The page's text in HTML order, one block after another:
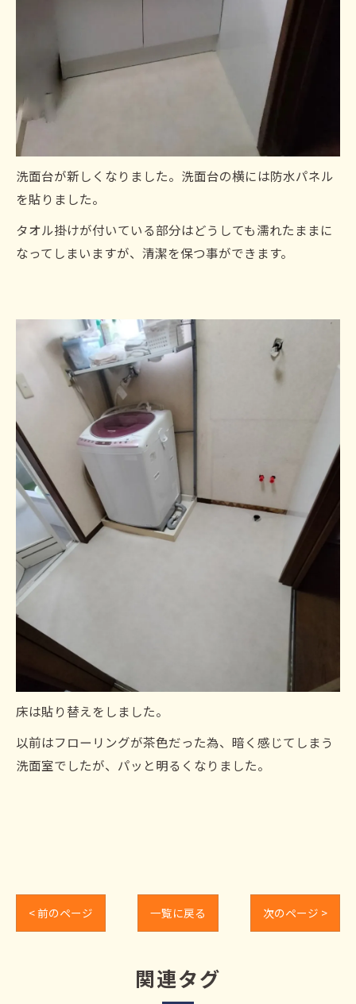
洗面台が新しくなりました。洗面台の横には防水パネル
を貼りました。
タオル掛けが付いている部分はどうしても濡れたままに
なってしまいますが、清潔を保つ事ができます。
床は貼り替えをしました。
以前はフローリングが茶色だった為、暗く感じてしまう
洗面室でしたが、パッと明るくなりました。
< 前のページ 一覧に戻る 次のページ >
関連タグ